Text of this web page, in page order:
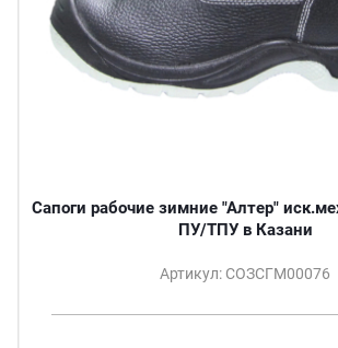
Сапоги рабочие зимние "Алтер"
ПУ/ТПУ в Казани
Артикул: СОЗСГМ00076